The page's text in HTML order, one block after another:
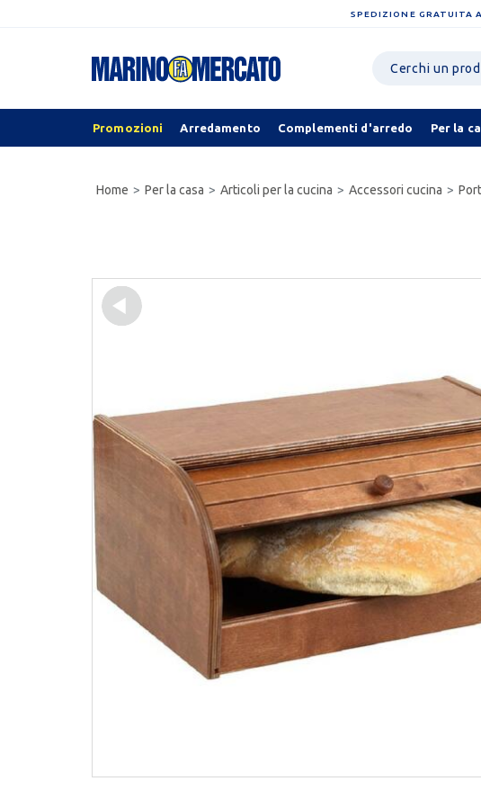
SPEDIZIONE GRATUITA
Promozioni Arredamento Complementi d'arredo Per la
Home Per la casa Articoli per la cucina Accessori cucina